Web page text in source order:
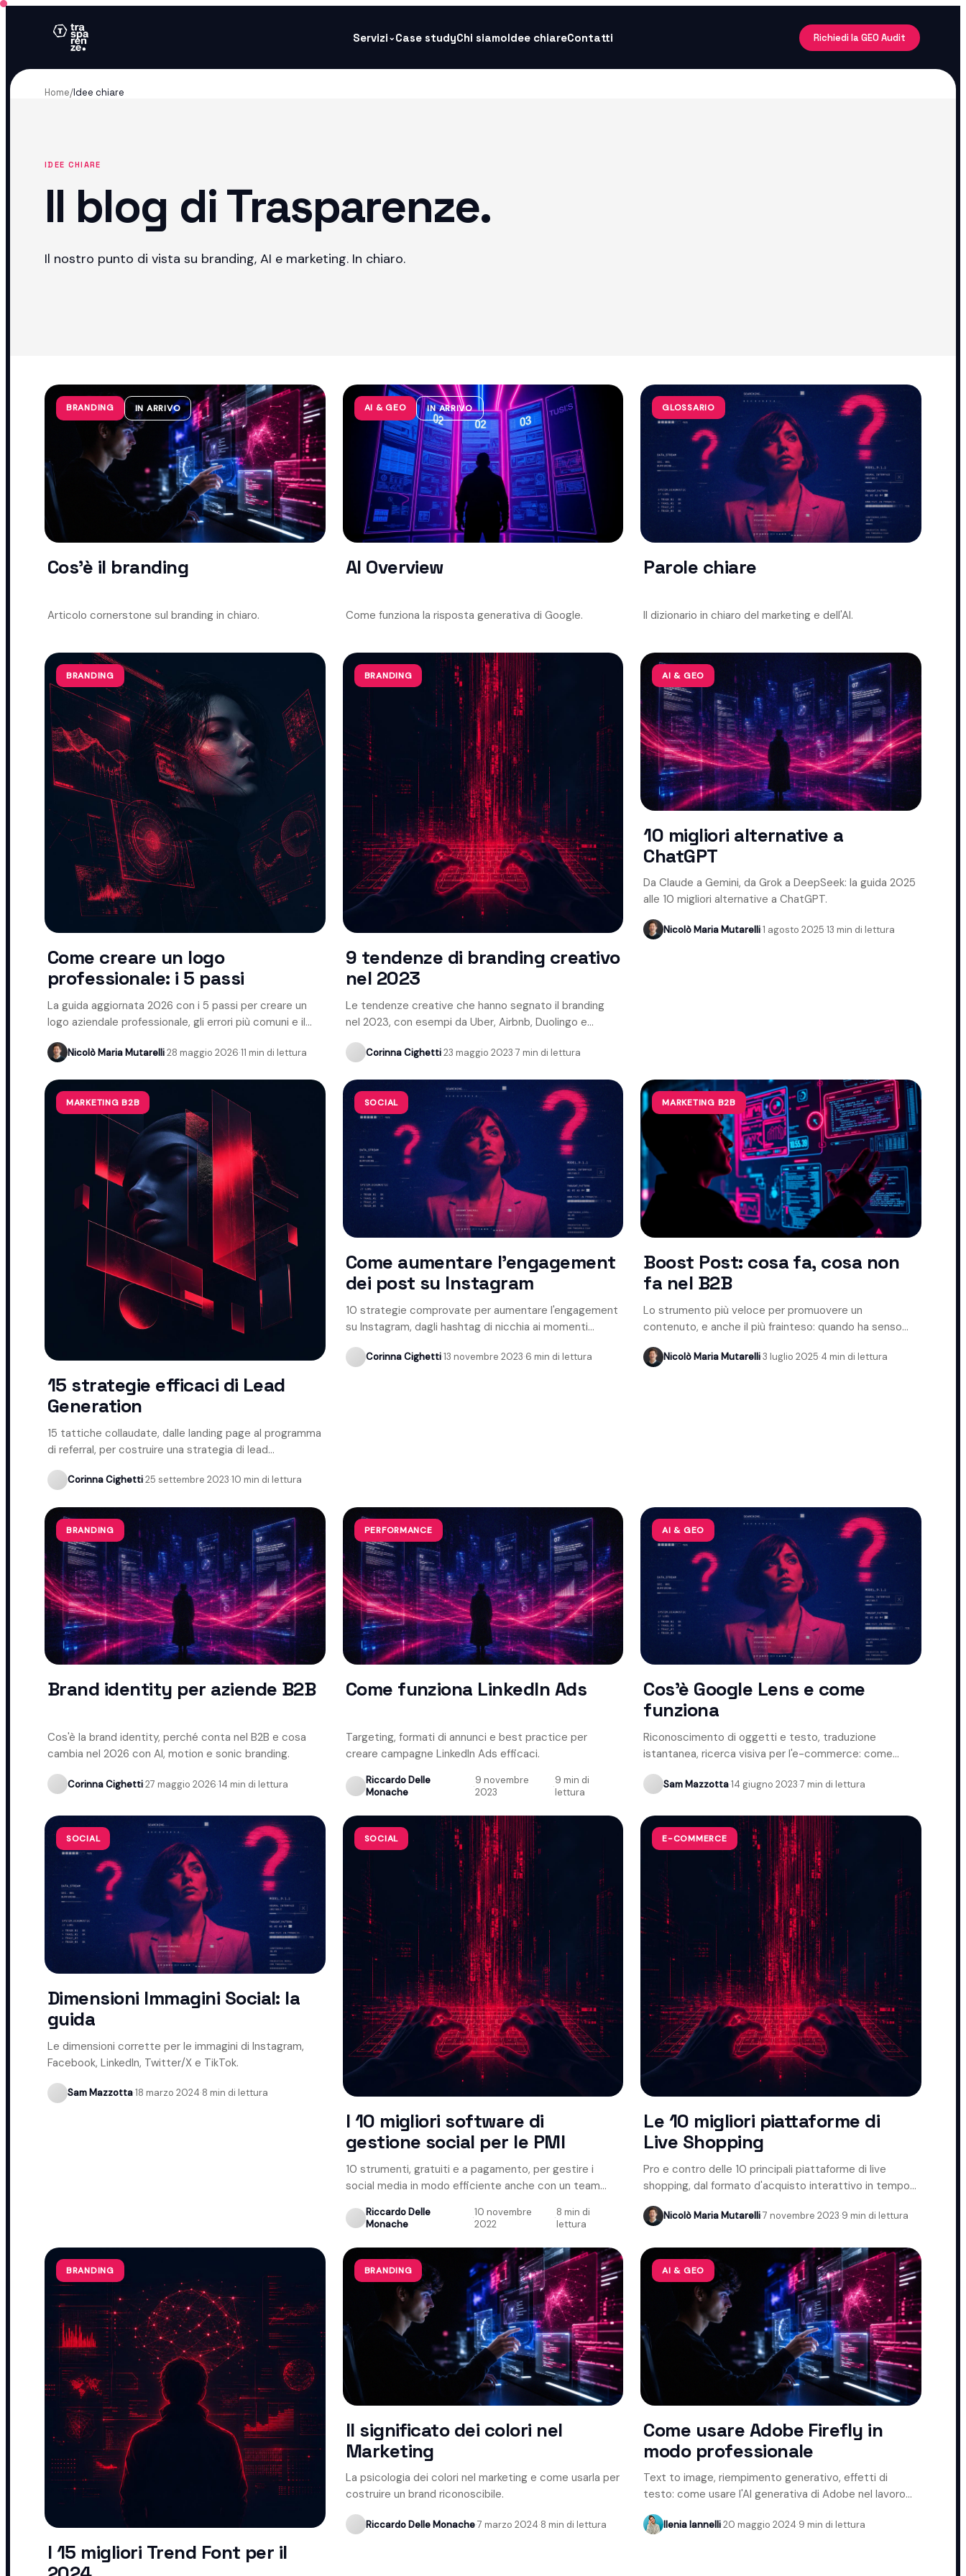
Servizi⌄Case studyChi siamoIdee chiareContatti Richiedi la GEO Audit
Home/Idee chiare
IDEE CHIARE
Il blog di Trasparenze.
Il nostro punto di vista su branding, AI e marketing. In chiaro.
BRANDING IN ARRIVO
Cos'è il branding
Articolo cornerstone sul branding in chiaro.
AI & GEO IN ARRIVO
AI Overview
Come funziona la risposta generativa di Google.
GLOSSARIO
Parole chiare
Il dizionario in chiaro del marketing e dell'AI.
BRANDING
Come creare un logo
professionale: i 5 passi
La guida aggiornata 2026 con i 5 passi per creare un
logo aziendale professionale, gli errori più comuni e il
ruolo dell'AI.
Nicolò Maria Mutarelli·28 maggio 2026·11 min di lettura
BRANDING
9 tendenze di branding creativo
nel 2023
Le tendenze creative che hanno segnato il branding
nel 2023, con esempi da Uber, Airbnb, Duolingo e
Coca-Cola.
Corinna Cighetti·23 maggio 2023·7 min di lettura
AI & GEO
10 migliori alternative a
ChatGPT
Da Claude a Gemini, da Grok a DeepSeek: la guida 2025
alle 10 migliori alternative a ChatGPT.
Nicolò Maria Mutarelli·1 agosto 2025·13 min di lettura
MARKETING B2B
15 strategie efficaci di Lead
Generation
15 tattiche collaudate, dalle landing page al programma
di referral, per costruire una strategia di lead
Corinna Cighetti·25 settembre 2023·10 min di lettura
SOCIAL
Come aumentare l'engagement
dei post su Instagram
10 strategie comprovate per aumentare l'engagement
su Instagram, dagli hashtag di nicchia ai momenti
Corinna Cighetti·13 novembre 2023·6 min di lettura
MARKETING B2B
Boost Post: cosa fa, cosa non
fa nel B2B
Lo strumento più veloce per promuovere un
contenuto, e anche il più frainteso: quando ha senso
Nicolò Maria Mutarelli·3 luglio 2025·4 min di lettura
BRANDING
Brand identity per aziende B2B
Cos'è la brand identity, perché conta nel B2B e cosa
cambia nel 2026 con AI, motion e sonic branding.
Corinna Cighetti·27 maggio 2026·14 min di lettura
PERFORMANCE
Come funziona LinkedIn Ads
Targeting, formati di annunci e best practice per
creare campagne LinkedIn Ads efficaci.
Riccardo Delle
Monache
·9 novembre
2023
·9 min di
lettura
AI & GEO
Cos'è Google Lens e come
funziona
Riconoscimento di oggetti e testo, traduzione
istantanea, ricerca visiva per l'e-commerce: come
funziona Google Lens.
Sam Mazzotta·14 giugno 2023·7 min di lettura
SOCIAL
Dimensioni Immagini Social: la
guida
Le dimensioni corrette per le immagini di Instagram,
Facebook, LinkedIn, Twitter/X e TikTok.
Sam Mazzotta·18 marzo 2024·8 min di lettura
SOCIAL
I 10 migliori software di
gestione social per le PMI
10 strumenti, gratuiti e a pagamento, per gestire i
social media in modo efficiente anche con un team
Riccardo Delle
Monache
·10 novembre
2022
·8 min di
lettura
E-COMMERCE
Le 10 migliori piattaforme di
Live Shopping
Pro e contro delle 10 principali piattaforme di live
shopping, dal formato d'acquisto interattivo in tempo
Nicolò Maria Mutarelli·7 novembre 2023·9 min di lettura
BRANDING
I 15 migliori Trend Font per il
BRANDING
Il significato dei colori nel
Marketing
La psicologia dei colori nel marketing e come usarla per
costruire un brand riconoscibile.
Riccardo Delle Monache·7 marzo 2024·8 min di lettura
AI & GEO
Come usare Adobe Firefly in
modo professionale
Text to image, riempimento generativo, effetti di
testo: come usare l'AI generativa di Adobe nel lavoro
creativo.
Ilenia Iannelli·20 maggio 2024·9 min di lettura